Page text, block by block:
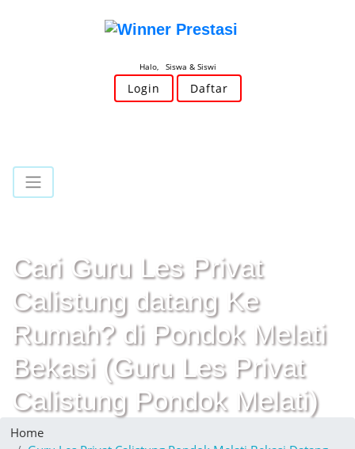
Halo, Siswa & Siswi
Login Daftar
Cari Guru Les Privat
Calistung datang Ke
Rumah? di Pondok Melati
Bekasi (Guru Les Privat
Calistung Pondok Melati)
Home